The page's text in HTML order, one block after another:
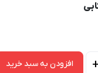
+ افزودن به سبد خرید